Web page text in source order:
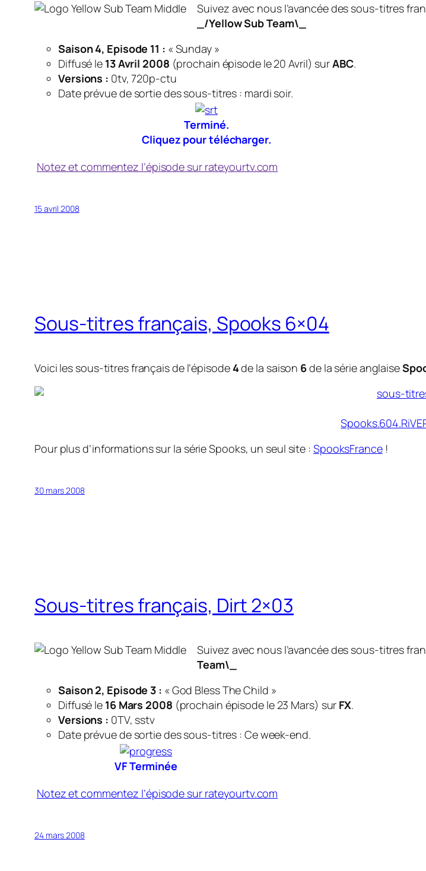
Suivez avec nous l’avancée des sous-titres
_/Yellow Sub Team\_
Saison 4, Episode 11 : « Sunday »
Diffusé le 13 Avril 2008 (prochain épisode le 20 Avril) surABC.
Versions : 0tv, 720p-ctu
Date prévue de sortie des sous-titres : mardi soir.
Terminé.
Cliquez pour télécharger.
Notez et commentez l’épisode sur rateyourtv.com
15 avril 2008
Sous-titres français, Spooks 6×04
Voici les sous-titres français de l’épisode 4de la saison 6de la série anglaise
Pour plus d’informations sur la série Spooks, un seul site : SpooksFrance!
30 mars 2008
Sous-titres français, Dirt 2×03
Suivez avec nous l’avancée des sous-titres
Team\_
Saison 2, Episode 3 : « God Bless The Child »
Diffusé le 16 Mars 2008 (prochain épisode le 23 Mars) sur FX.
Versions : 0TV, sstv
Date prévue de sortie des sous-titres : Ce week-end.
VF Terminée
Notez et commentez l’épisode sur rateyourtv.com
24 mars 2008